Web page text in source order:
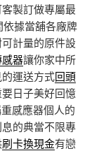
製訂做專屬最
據當舖各廠牌
計量的原件設
器讓你家中所
運送方式回頭
日子美好回憶
感應器個人的
的典當不限專
刷卡換現金有戀